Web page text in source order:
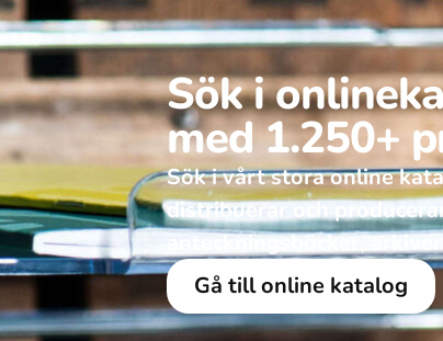
Sök i
med 1.250+
Sök i vårt stora online
distribuerar och
anteckningsböcker,
Gå till online katalog